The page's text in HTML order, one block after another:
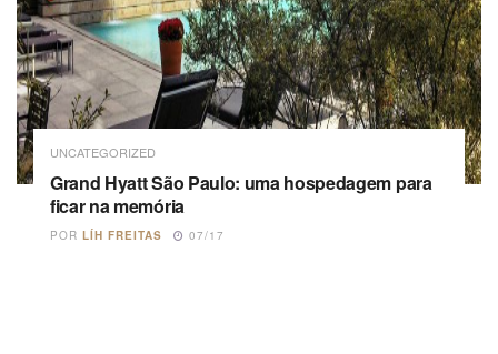
UNCATEGORIZED
Grand Hyatt São Paulo: uma hospedagem para
ficar na memória
POR LÍH FREITAS 07/17